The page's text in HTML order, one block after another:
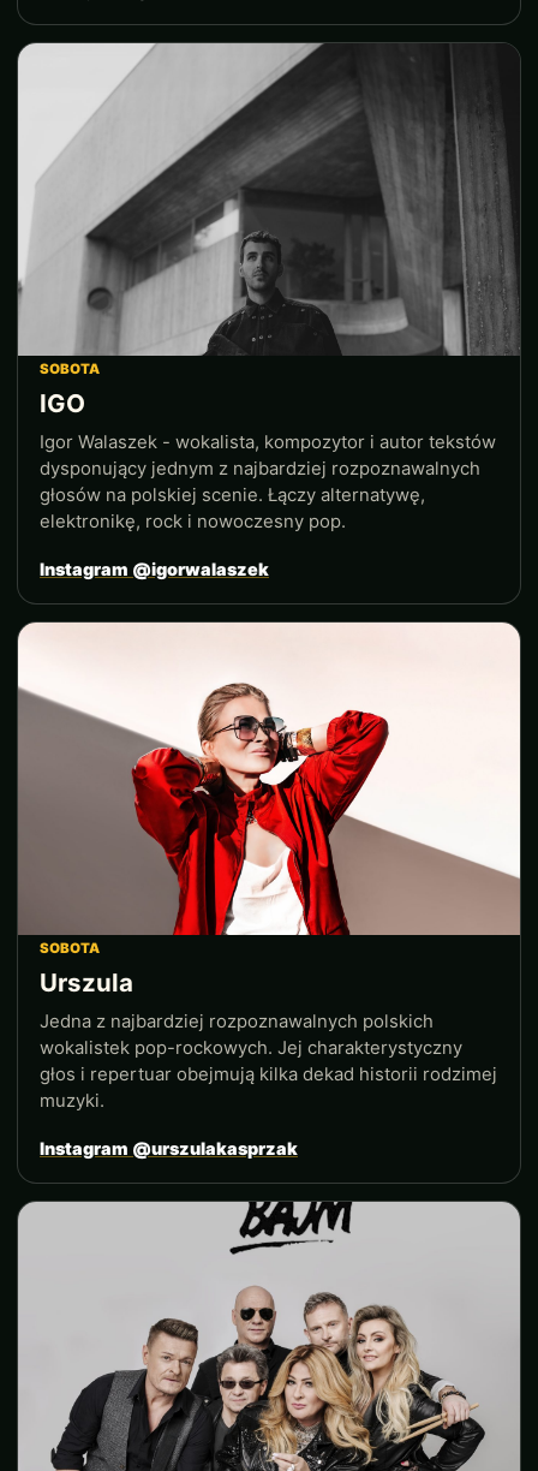
SOBOTA
IGO
Igor Walaszek - wokalista, kompozytor i autor tekstów
dysponujący jednym z najbardziej rozpoznawalnych
głosów na polskiej scenie. Łączy alternatywę,
elektronikę, rock i nowoczesny pop.
Instagram @igorwalaszek
SOBOTA
Urszula
Jedna z najbardziej rozpoznawalnych polskich
wokalistek pop-rockowych. Jej charakterystyczny
głos i repertuar obejmują kilka dekad historii rodzimej
muzyki.
Instagram @urszulakasprzak